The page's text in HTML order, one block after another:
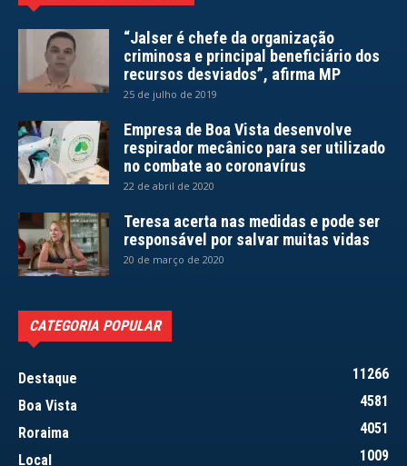
“Jalser é chefe da organização
criminosa e principal beneficiário dos
recursos desviados”, afirma MP
25 de julho de 2019
Empresa de Boa Vista desenvolve
respirador mecânico para ser utilizado
no combate ao coronavírus
22 de abril de 2020
Teresa acerta nas medidas e pode ser
responsável por salvar muitas vidas
20 de março de 2020
CATEGORIA POPULAR
Destaque
11266
Boa Vista
4581
Roraima
4051
Local
1009